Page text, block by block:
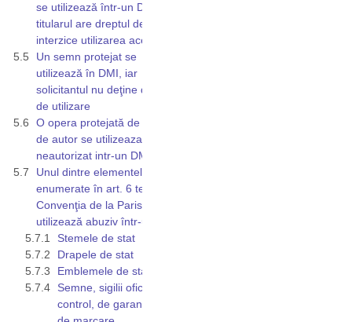
se utilizează într-un DMI, iar
titularul are dreptul de a
interzice utilizarea acestuia
Un semn protejat se
utilizează în DMI, iar
solicitantul nu deţine dreptul
de utilizare
O opera protejată de dreptul
de autor se utilizeaza
neautorizat intr-un DMI
Unul dintre elementele
enumerate în art. 6 ter din
Convenţia de la Paris se
utilizează abuziv într-un DMI
Stemele de stat
Drapele de stat
Emblemele de stat
Semne, sigilii oficiale de
control, de garanție şi